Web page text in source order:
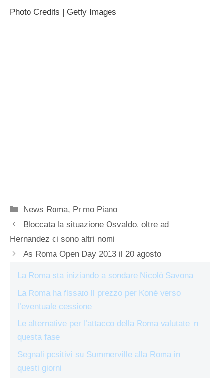
Photo Credits | Getty Images
Categorie
News Roma, Primo Piano
Bloccata la situazione Osvaldo, oltre ad
Hernandez ci sono altri nomi
As Roma Open Day 2013 il 20 agosto
La Roma sta iniziando a sondare Nicolò Savona
La Roma ha fissato il prezzo per Koné verso
l’eventuale cessione
Le alternative per l’attacco della Roma valutate in
questa fase
Segnali positivi su Summerville alla Roma in
questi giorni